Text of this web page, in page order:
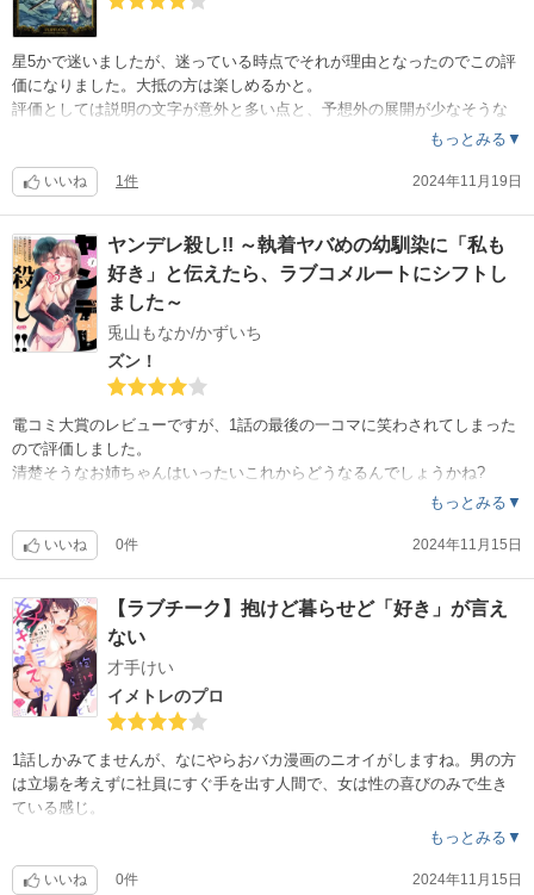
星5かで迷いましたが、迷っている時点でそれが理由となったのでこの評
価になりました。大抵の方は楽しめるかと。
評価としては説明の文字が意外と多い点と、予想外の展開が少なそうな
トバトル的な感じで、必ず勝利するんだろうと思ってしまい、全然ヒリ
それ以外にも後々味方になりそうなキャラもチラホラいたり。エピソー
ドも葬送のフリー?ン的な感じになりそうで、二匹目のドジョウを作りた
いのかなと思ったり。まだ一巻目なのでこれから心臓を掴まれるような
何かがあれば評価も変わるかもしれないですね。
もっとみる▼
いいね 1件 2024年11月19日
ヤンデレ殺し!! ～執着ヤバめの幼馴染に「私も
好き」と伝えたら、ラブコメルートにシフトし
ました～
兎山もなか/かずいち
ズン！
電コミ大賞のレビューですが、1話の最後の一コマに笑わされてしまった
ので評価しました。
清楚そうなお姉ちゃんはいったいこれからどうなるんでしょうかね?
もっとみる▼
いいね 0件 2024年11月15日
【ラブチーク】抱けど暮らせど「好き」が言え
ない
才手けい
イメトレのプロ
1話しかみてませんが、なにやらおバカ漫画のニオイがしますね。男の方
は立場を考えずに社員にすぐ手を出す人間で、女は性の喜びのみで生き
ている感じ。
なのですが、どちらも性格がﾊｯﾋﾟｰﾊｯﾋﾟｰﾊｯﾋﾟｰ?なので色々と上手く行っ
もっとみる▼
いいね 0件 2024年11月15日